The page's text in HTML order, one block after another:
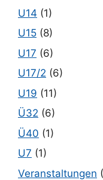
U14 (1)
U15 (8)
U17 (6)
U17/2 (6)
U19 (11)
Ü32 (6)
Ü40 (1)
U7 (1)
Veranstaltungen